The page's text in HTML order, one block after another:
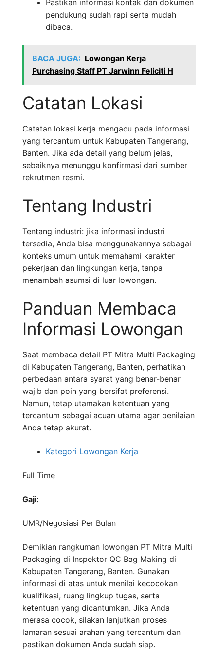
Pastikan informasi kontak dan dokumen
pendukung sudah rapi serta mudah
dibaca.
BACA JUGA: Lowongan Kerja
Purchasing Staff PT Jarwinn Feliciti H
Catatan Lokasi
Catatan lokasi kerja mengacu pada informasi
yang tercantum untuk Kabupaten Tangerang,
Banten. Jika ada detail yang belum jelas,
sebaiknya menunggu konfirmasi dari sumber
rekrutmen resmi.
Tentang Industri
Tentang industri: jika informasi industri
tersedia, Anda bisa menggunakannya sebagai
konteks umum untuk memahami karakter
pekerjaan dan lingkungan kerja, tanpa
menambah asumsi di luar lowongan.
Panduan Membaca
Informasi Lowongan
Saat membaca detail PT Mitra Multi Packaging
di Kabupaten Tangerang, Banten, perhatikan
perbedaan antara syarat yang benar-benar
wajib dan poin yang bersifat preferensi.
Namun, tetap utamakan ketentuan yang
tercantum sebagai acuan utama agar penilaian
Anda tetap akurat.
Kategori Lowongan Kerja
Full Time
Gaji:
UMR/Negosiasi Per Bulan
Demikian rangkuman lowongan PT Mitra Multi
Packaging di Inspektor QC Bag Making di
Kabupaten Tangerang, Banten. Gunakan
informasi di atas untuk menilai kecocokan
kualifikasi, ruang lingkup tugas, serta
ketentuan yang dicantumkan. Jika Anda
merasa cocok, silakan lanjutkan proses
lamaran sesuai arahan yang tercantum dan
pastikan dokumen Anda sudah siap.